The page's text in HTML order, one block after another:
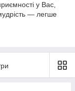
у Вас,
― легше
навколо
для
поверхні